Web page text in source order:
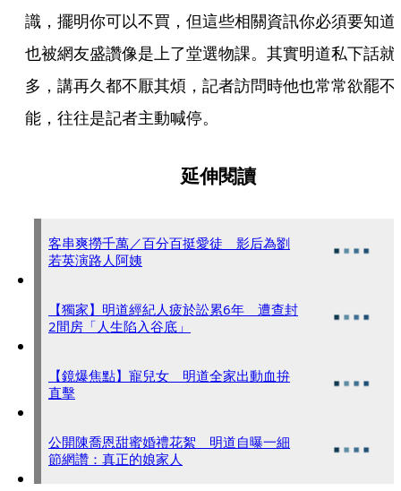
識，擺明你可以不買，但這些相關資訊你必須要知道
也被網友盛讚像是上了堂選物課。其實明道私下話就
多，講再久都不厭其煩，記者訪問時他也常常欲罷不
能，往往是記者主動喊停。
延伸閱讀
客串爽撈千萬／百分百挺愛徒 影后為劉
若英演路人阿姨
【獨家】明道經紀人疲於訟累6年 遭查封
2間房「人生陷入谷底」
【鏡爆焦點】寵兒女 明道全家出動血拚
直擊
公開陳喬恩甜蜜婚禮花絮 明道自曝一細
節網讚：真正的娘家人